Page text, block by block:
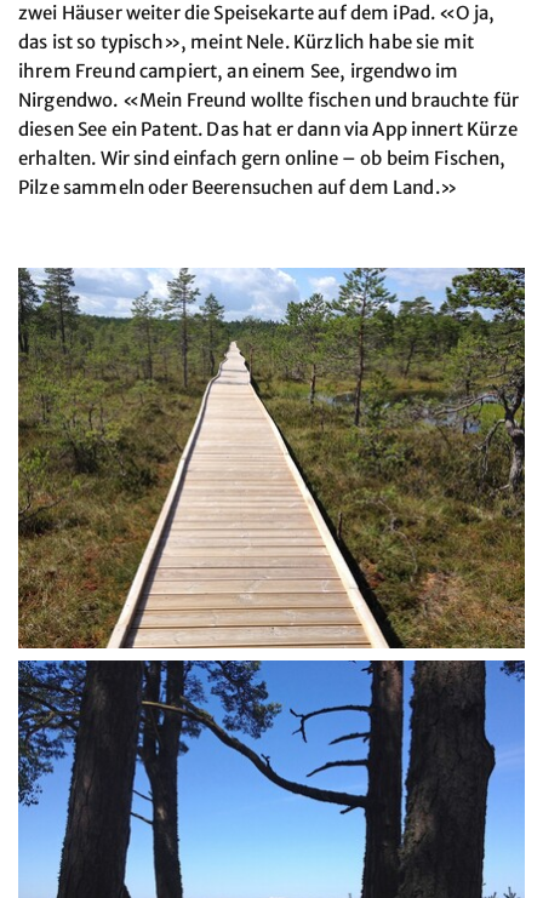
zwei Häuser weiter die Speisekarte auf dem iPad. «O ja,
das ist so typisch», meint Nele. Kürzlich habe sie mit
ihrem Freund campiert, an einem See, irgendwo im
Nirgendwo. «Mein Freund wollte fischen und brauchte für
diesen See ein Patent. Das hat er dann via App innert Kürze
erhalten. Wir sind einfach gern online – ob beim Fischen,
Pilze sammeln oder Beerensuchen auf dem Land.»